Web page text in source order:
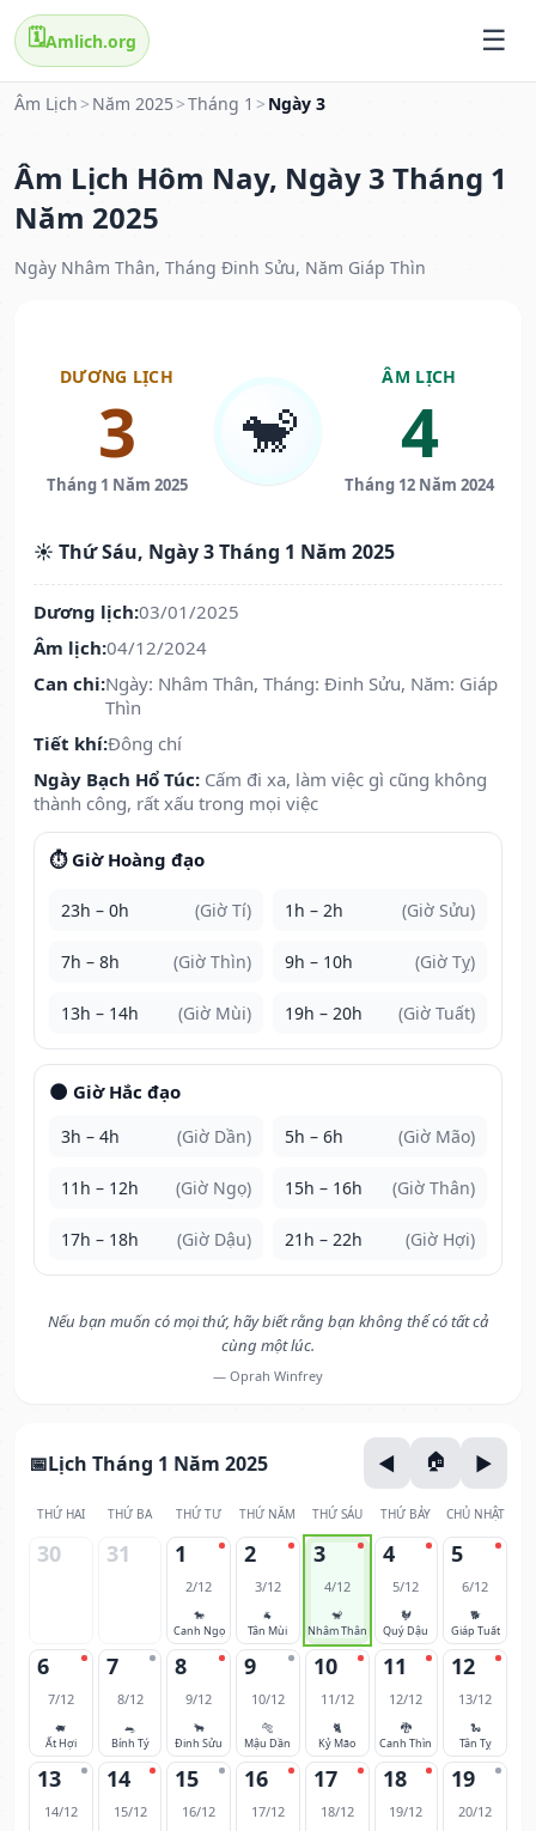
🗓️Amlich.org
Âm Lịch > Năm 2025 >Tháng 1 > Ngày 3
Âm Lịch Hôm Nay, Ngày 3 Tháng 1
Năm 2025
Ngày Nhâm Thân, Tháng Đinh Sửu, Năm Giáp Thìn
DƯƠNG LỊCH
3
Tháng 1 Năm 2025
🐒
ÂM LỊCH
4
Tháng 12 Năm 2024
☀️ Thứ Sáu, Ngày 3 Tháng 1 Năm 2025
Dương lịch:03/01/2025
Âm lịch:04/12/2024
Can chi:Ngày: Nhâm Thân, Tháng: Đinh Sửu, Năm: Giáp
Thìn
Tiết khí:Đông chí
Ngày Bạch Hổ Túc: Cấm đi xa, làm việc gì cũng không
thành công, rất xấu trong mọi việc
⏱️ Giờ Hoàng đạo
23h – 0h (Giờ Tí) 1h – 2h (Giờ Sửu)
7h – 8h (Giờ Thìn) 9h – 10h (Giờ Tỵ)
13h – 14h (Giờ Mùi) 19h – 20h (Giờ Tuất)
🌑 Giờ Hắc đạo
3h – 4h (Giờ Dần) 5h – 6h (Giờ Mão)
11h – 12h (Giờ Ngọ) 15h – 16h (Giờ Thân)
17h – 18h (Giờ Dậu) 21h – 22h (Giờ Hợi)
Nếu bạn muốn có mọi thứ, hãy biết rằng bạn không thể có tất cả
cùng một lúc.
— Oprah Winfrey
Lịch Tháng 1 Năm 2025
THỨ HAI THỨ BA THỨ TƯ THỨ NĂM THỨ SÁU THỨ BẢY CHỦ NHẬT
30 31 1
2/12
🐎
Canh Ngọ
2
3/12
🐐
Tân Mùi
3
4/12
🐒
Nhâm Thân
4
5/12
🐓
Quý Dậu
5
6/12
🐕
Giáp Tuất
6
7/12
🐖
Ất Hợi
7
8/12
🐀
Bính Tý
8
9/12
🐂
Đinh Sửu
9
10/12
🐅
Mậu Dần
10
11/12
🐈
Kỷ Mão
11
12/12
🐉
Canh Thìn
12
13/12
🐍
Tân Tỵ
13
14/12
14
15/12
15
16/12
16
17/12
17
18/12
18
19/12
19
20/12